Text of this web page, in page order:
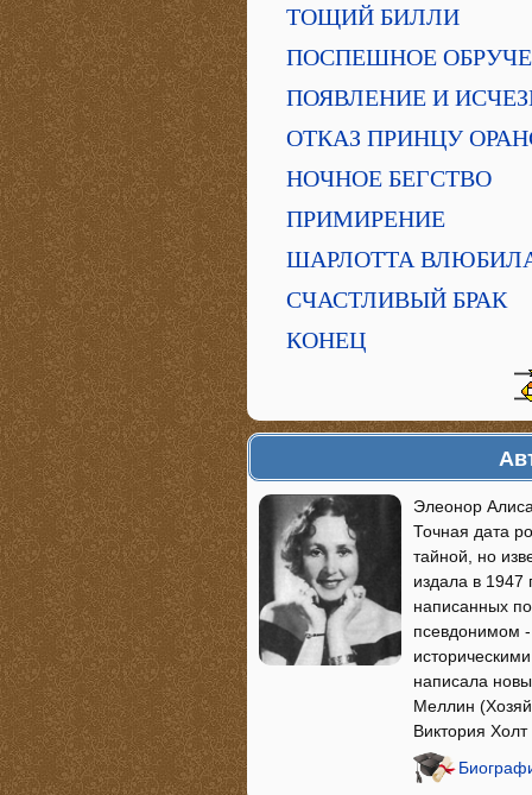
ТОЩИЙ БИЛЛИ
ПОСПЕШНОЕ
ПОЯВЛЕНИЕ И
ОТКАЗ ПРИНЦУ
НОЧНОЕ БЕГСТВО
ПРИМИРЕНИЕ
ШАРЛОТТА
СЧАСТЛИВЫЙ БРАК
КОНЕЦ
Элеонор
Точная дата
тайной, но
издала в 1947
написанных
псевдонимом -
написала
Меллин
Виктория